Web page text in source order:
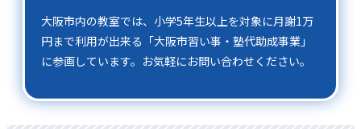
⼤阪市内の教室では、小学5年⽣以上を対象に⽉謝1万
円まで利⽤が出来る「大阪市習い事・塾代助成事業」
に参画しています。お気軽にお問い合わせください。